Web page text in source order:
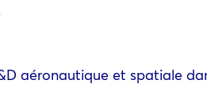
aéronautique et spatiale